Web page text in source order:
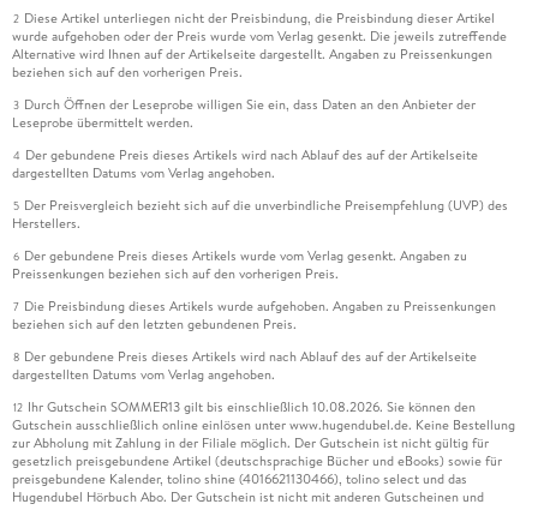
2 Diese Artikel unterliegen nicht der Preisbindung, die Preisbindung dieser Artikel
wurde aufgehoben oder der Preis wurde vom Verlag gesenkt. Die jeweils zutreffende
Alternative wird Ihnen auf der Artikelseite dargestellt. Angaben zu Preissenkungen
beziehen sich auf den vorherigen Preis.
3 Durch Öffnen der Leseprobe willigen Sie ein, dass Daten an den Anbieter der
Leseprobe übermittelt werden.
4 Der gebundene Preis dieses Artikels wird nach Ablauf des auf der Artikelseite
dargestellten Datums vom Verlag angehoben.
5 Der Preisvergleich bezieht sich auf die unverbindliche Preisempfehlung (UVP) des
Herstellers.
6 Der gebundene Preis dieses Artikels wurde vom Verlag gesenkt. Angaben zu
Preissenkungen beziehen sich auf den vorherigen Preis.
7 Die Preisbindung dieses Artikels wurde aufgehoben. Angaben zu Preissenkungen
beziehen sich auf den letzten gebundenen Preis.
8 Der gebundene Preis dieses Artikels wird nach Ablauf des auf der Artikelseite
dargestellten Datums vom Verlag angehoben.
12 Ihr Gutschein SOMMER13 gilt bis einschließlich 10.08.2026. Sie können den
Gutschein ausschließlich online einlösen unter www.hugendubel.de. Keine Bestellung
zur Abholung mit Zahlung in der Filiale möglich. Der Gutschein ist nicht gültig für
gesetzlich preisgebundene Artikel (deutschsprachige Bücher und eBooks) sowie für
preisgebundene Kalender, tolino shine (4016621130466), tolino select und das
Hugendubel Hörbuch Abo. Der Gutschein ist nicht mit anderen Gutscheinen und